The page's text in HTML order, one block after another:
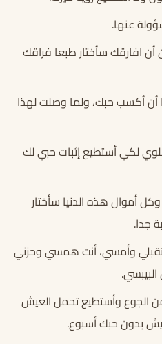
عنها.
أن افارقك سأختار طبعا فراقك
أن أكسب حبك، ولما وصلت لهذا
لكي أستطيع إثبات حبي لك
أموال هذه الدنيا سأختار
جدا.
وأمسي، أنت همسي وحزني
الجوع وأستطيع تحمل العيش
بدون حبك أسبوع.